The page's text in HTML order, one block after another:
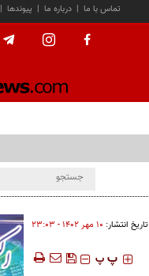
| پیوندها | درباره ما | تماس با ما
تاریخ انتشار: ۱۰ مهر ۱۴۰۲ - ۲۳:۰۳
‍‍‍ پ پ